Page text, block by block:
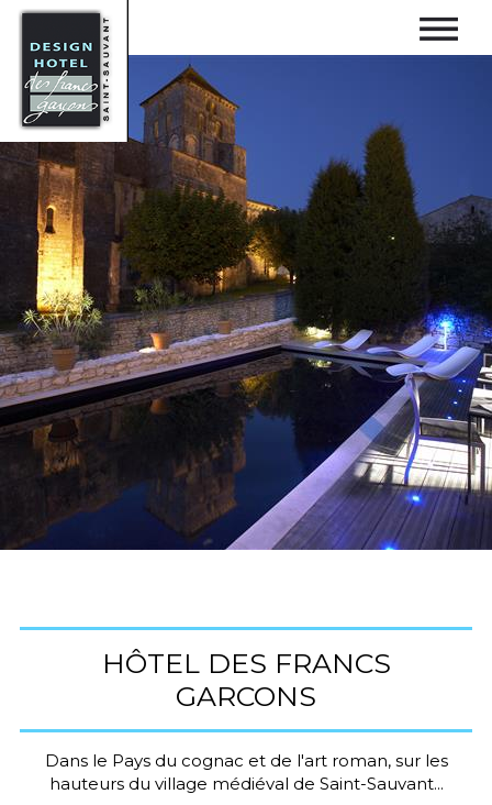
HÔTEL DES FRANCS
GARCONS
Dans le Pays du cognac et de l'art roman, sur les
hauteurs du village médiéval de Saint-Sauvant...